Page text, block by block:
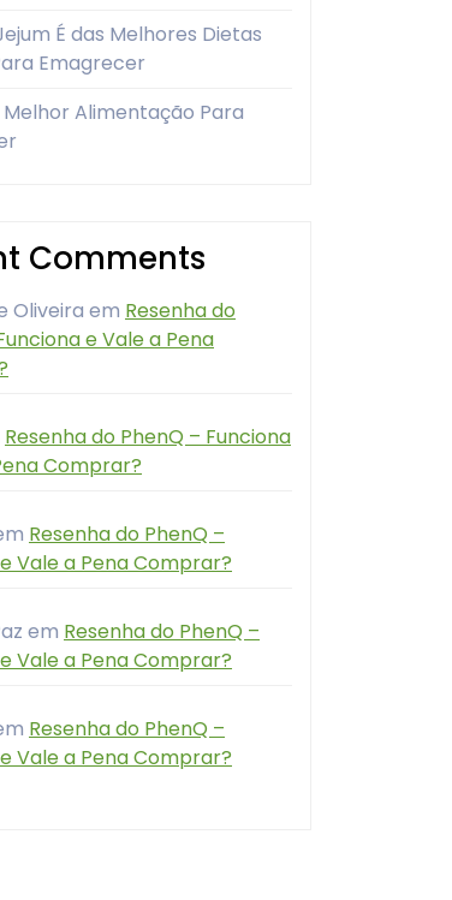
É das Melhores Dietas
Emagrecer
Melhor Alimentação Para
Comments
Oliveira em Resenha do
e Vale a Pena
Resenha do PhenQ – Funciona
Comprar?
Resenha do PhenQ –
Vale a Pena Comprar?
em Resenha do PhenQ –
Vale a Pena Comprar?
Resenha do PhenQ –
Vale a Pena Comprar?